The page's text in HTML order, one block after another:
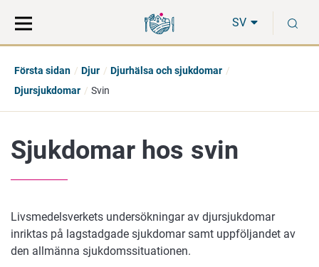
direkt
till
på
hela
SV
Första sidan Djur
Djurhälsa och sjukdomar
Djursjukdomar
Svin
Sjukdomar hos svin
Livsmedelsverkets undersökningar av djursjukdomar
inriktas på lagstadgade sjukdomar samt uppföljandet av
den allmänna sjukdomssituationen.